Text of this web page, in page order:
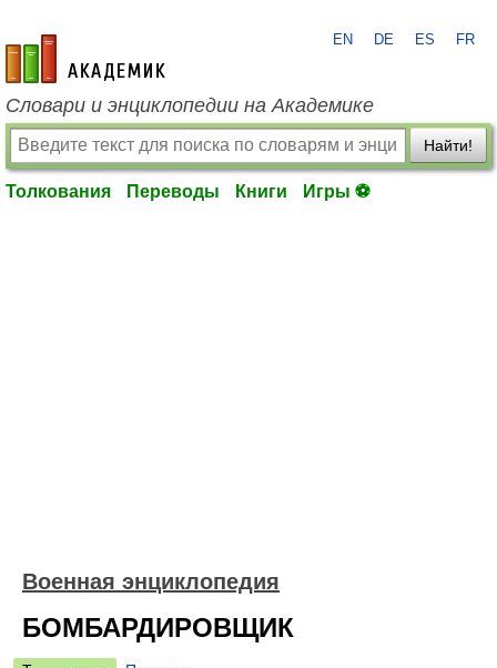
academic.ru
EN DE ES FR
Словари и энциклопедии на Академике
Найти!
Толкования Переводы Книги Игры ⚽
Военная энциклопедия
БОМБАРДИРОВЩИК